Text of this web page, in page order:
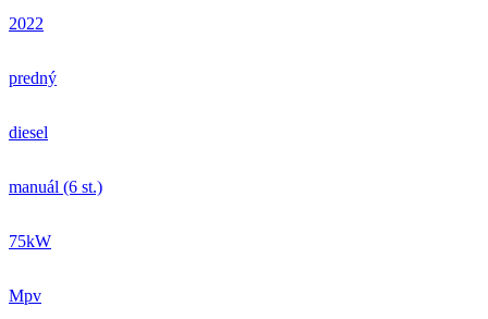
2022
predný
diesel
manuál (6 st.)
75kW
Mpv